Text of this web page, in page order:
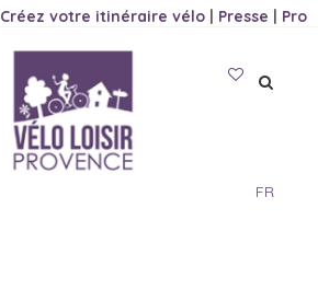
Créez votre itinéraire vélo | Presse | Pro
FR